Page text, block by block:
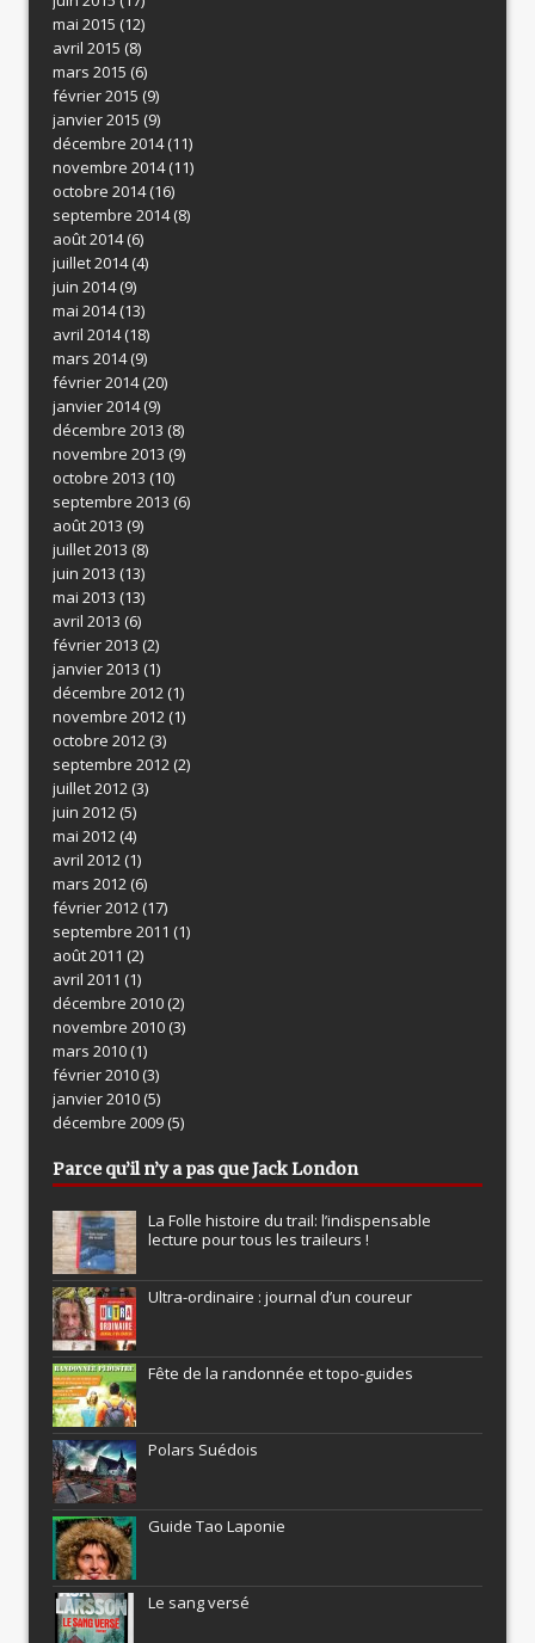
mai 2015 (12)
avril 2015 (8)
mars 2015 (6)
février 2015 (9)
janvier 2015 (9)
décembre 2014(11)
novembre 2014(11)
octobre 2014(16)
septembre 2014(8)
août 2014(6)
juillet 2014(4)
juin 2014(9)
mai 2014(13)
avril 2014(18)
mars 2014(9)
février 2014(20)
janvier 2014(9)
décembre 2013 (8)
novembre 2013 (9)
octobre 2013 (10)
septembre 2013 (6)
août 2013 (9)
juillet 2013 (8)
juin 2013 (13)
mai 2013 (13)
avril 2013 (6)
février 2013 (2)
janvier 2013 (1)
décembre 2012(1)
novembre 2012(1)
octobre 2012(3)
septembre 2012(2)
juillet 2012(3)
juin 2012(5)
mai 2012(4)
avril 2012(1)
mars 2012(6)
février 2012(17)
septembre 2011 (1)
août 2011 (2)
avril 2011 (1)
décembre 2010(2)
novembre 2010(3)
mars 2010(1)
février 2010(3)
janvier 2010(5)
décembre 2009(5)
Parce qu’il n’y a pas que Jack London
La Folle histoire du trail: l’indispensable
lecture pour tous les traileurs !
Ultra-ordinaire : journal d’un coureur
Fête de la randonnée et topo-guides
Polars Suédois
Guide Tao Laponie
Le sang versé